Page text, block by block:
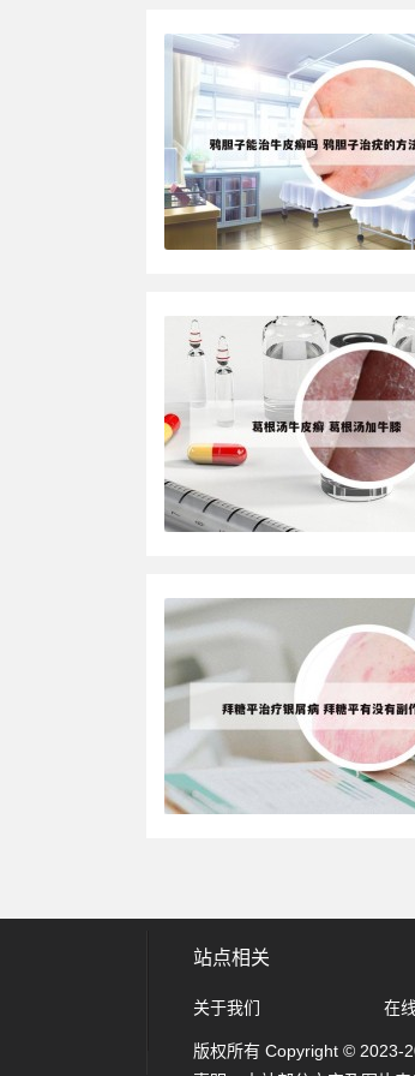
站点相关
关于我们 在
版权所有 Copyright © 2023-